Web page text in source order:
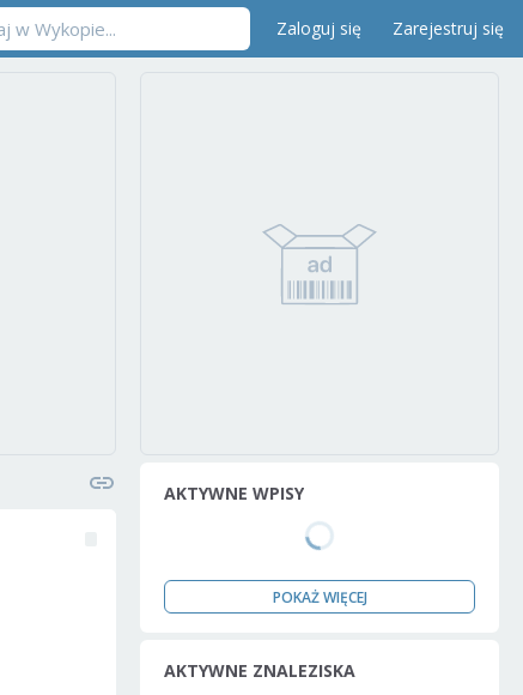
Zaloguj się Zarejestruj się
AKTYWNE WPISY
POKAŻ WIĘCEJ
AKTYWNE ZNALEZISKA